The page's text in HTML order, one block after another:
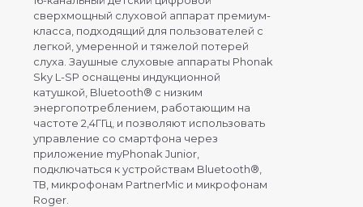
сверхмощный слуховой аппарат премиум-
класса, подходящий для пользователей с
легкой, умеренной и тяжелой потерей
слуха. Заушные слуховые аппараты Phonak
Sky L-SP оснащены индукционной
катушкой, Bluetooth® с низким
энергопотреблением, работающим на
частоте 2,4ГГц, и позволяют использовать
управление со смартфона через
приложение myPhonak Junior,
подключаться к устройствам Bluetooth®,
ТВ, микрофонам PartnerMic и микрофонам
Roger.